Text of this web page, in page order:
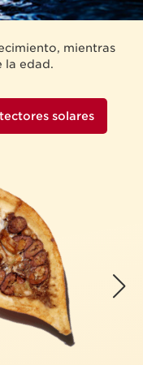
mientras
la edad.
solares